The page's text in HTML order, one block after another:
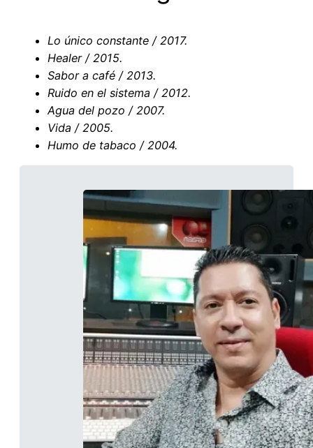
Lo único constante / 2017.
Healer / 2015.
Sabor a café / 2013.
Ruido en el sistema / 2012.
Agua del pozo / 2007.
Vida / 2005.
Humo de tabaco / 2004.